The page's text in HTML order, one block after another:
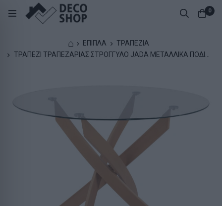
0
⌂ ΕΠΙΠΛΑ
ΤΡΑΠΕΖΙΑ
ΤΡΑΠΕΖΙ ΤΡΑΠΕΖΑΡΙΑΣ ΣΤΡΟΓΓΥΛΟ JADA ΜΕΤΑΛΛΙΚΑ ΠΟΔΙΑ